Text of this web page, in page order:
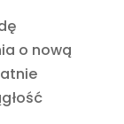
o nową